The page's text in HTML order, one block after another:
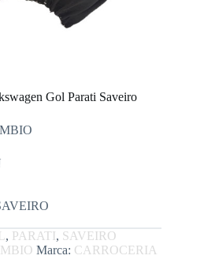
Gol Parati Saveiro
, PARATI, SAVEIRO
Marca: CARROCERIA